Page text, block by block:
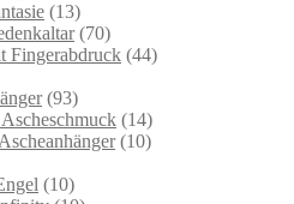
(13)
(70)
Fingerabdruck (44)
(93)
(14)
(10)
(10)